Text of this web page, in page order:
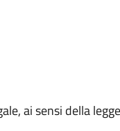
ai sensi della legge